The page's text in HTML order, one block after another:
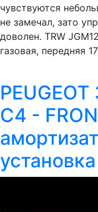
чувствуются
не замечал, зато
доволен. TRW
газовая, передняя
C4 -
установка